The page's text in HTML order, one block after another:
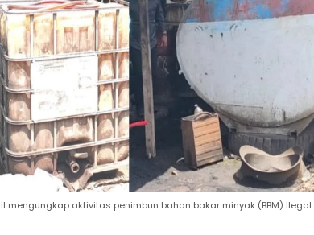
mengungkap aktivitas penimbun bahan bakar minyak (BBM) ilegal.